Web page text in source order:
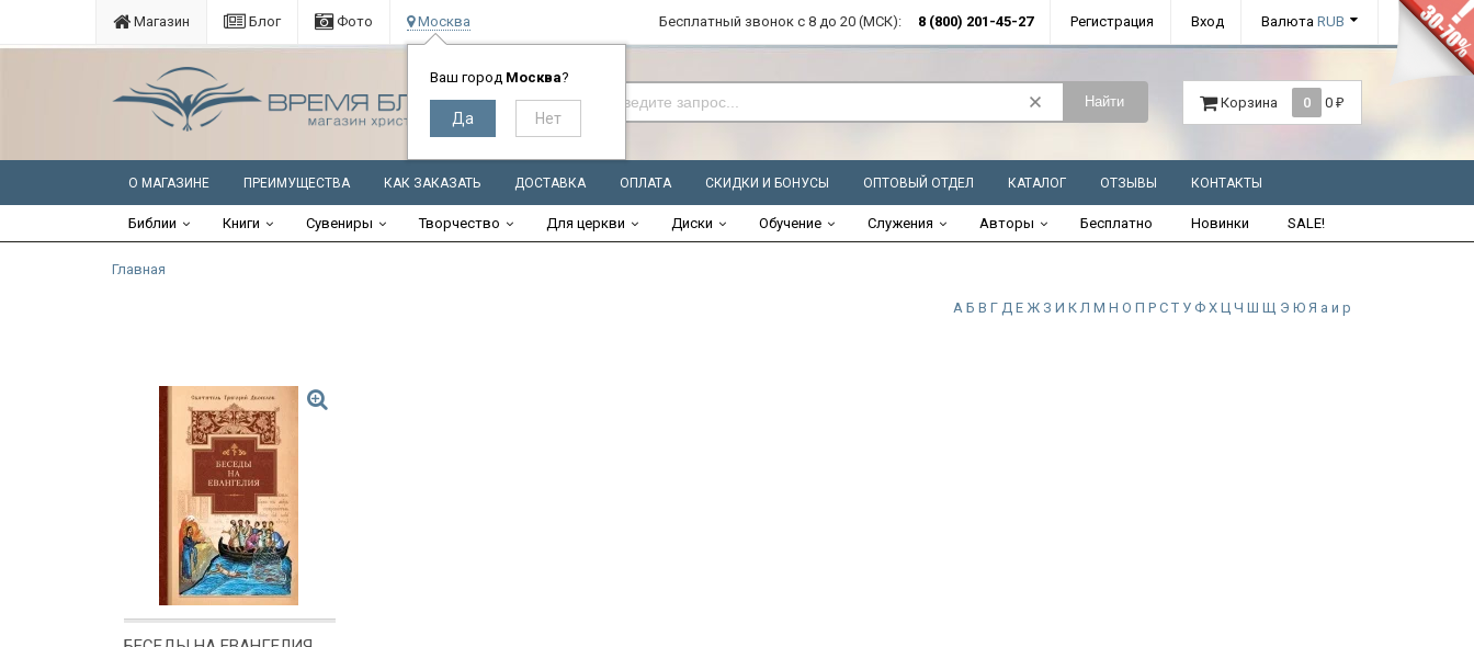
Магазин Блог Фото Москва
Ваш город Москва?
Бесплатный звонок с 8 до 20 (МСК): 8 (800) 201-45-27 Регистрация Вход Валюта RUB
Найти Корзина 0 0 ₽
О МАГАЗИНЕ ПРЕИМУЩЕСТВА КАК ЗАКАЗАТЬ ДОСТАВКА ОПЛАТА СКИДКИ И БОНУСЫ ОПТОВЫЙ ОТДЕЛ КАТАЛОГ ОТЗЫВЫ КОНТАКТЫ
Библии Книги Сувениры Творчество Для церкви Диски Обучение Служения Авторы Бесплатно Новинки SALE!
Главная
А Б В Г Д Е Ж З И К Л М Н О П Р С Т У Ф Х Ц Ч Ш Щ Э Ю Я а и р